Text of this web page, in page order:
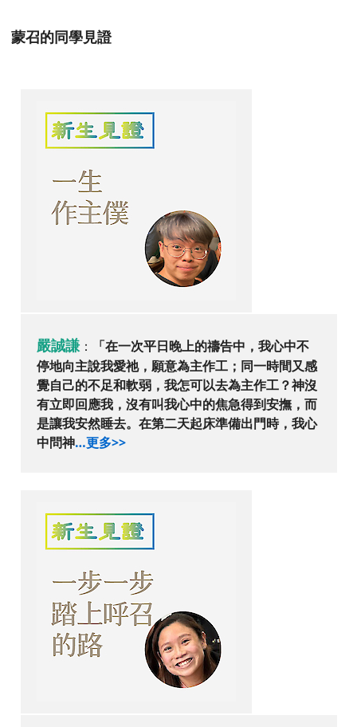
蒙召的同學見證
嚴誠謙： 「在一次平日晚上的禱告中，我心中不
停地向主說我愛祂，願意為主作工；同一時間又感
覺自己的不足和軟弱，我怎可以去為主作工？神沒
有立即回應我，沒有叫我心中的焦急得到安撫，而
是讓我安然睡去。在第二天起床準備出門時，我心
中問神…更多>>